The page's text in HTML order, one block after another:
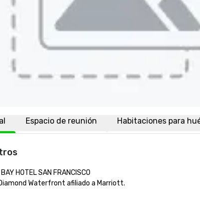
Espacio de reunión Habitaciones para
HOTEL SAN FRANCISCO
Waterfront afiliado a Marriott.